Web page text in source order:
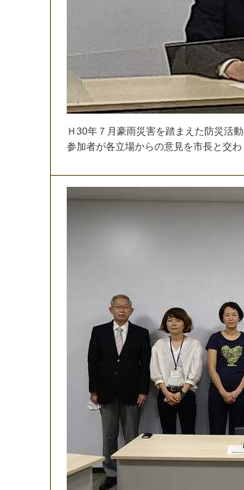
Ｈ30年 ７ 月豪雨災害を踏ま え た防災活動
参加者が各立場からの意見を市長と交わ